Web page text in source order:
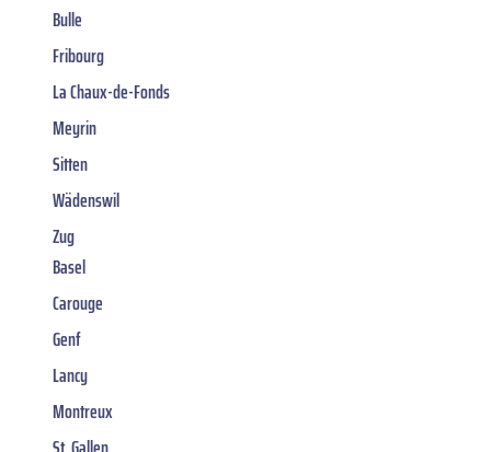
Bulle
Fribourg
La Chaux-de-Fonds
Meyrin
Sitten
Wädenswil
Zug
Basel
Carouge
Genf
Lancy
Montreux